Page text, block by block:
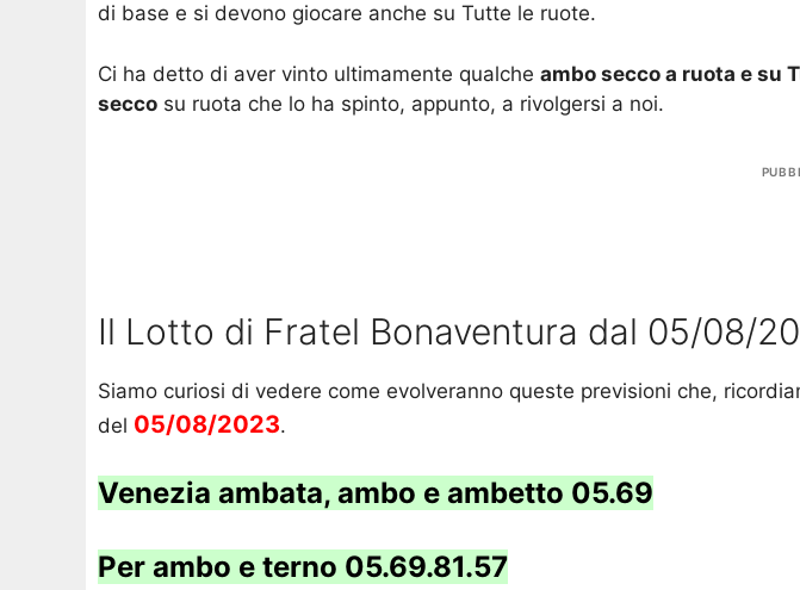
di base e si devono giocare anche su Tutte le ruote.
Ci ha detto di aver vinto ultimamente qualche ambo secco a ruota e su
secco su ruota che lo ha spinto, appunto, a rivolgersi a noi.
Il Lotto di Fratel Bonaventura dal 05/08/
Siamo curiosi di vedere come evolveranno queste previsioni che,
del 05/08/2023.
Venezia ambata, ambo e ambetto 05.69
Per ambo e terno 05.69.81.57